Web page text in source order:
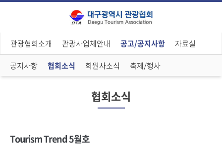
관광협회소개 관광사업체안내 공고/공지사항 자료실
공지사항 협회소식 회원사소식 축제/행사
협회소식
Tourism Trend 5월호